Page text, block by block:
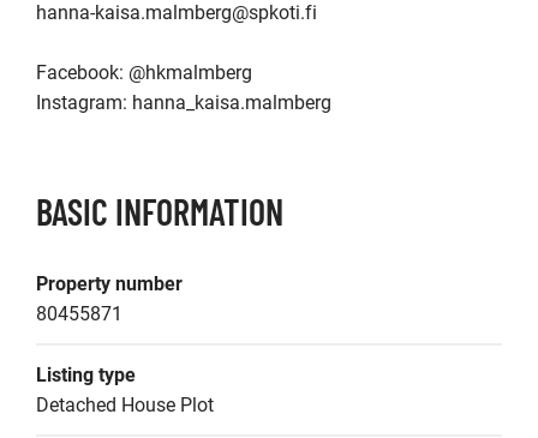
hanna-kaisa.malmberg@spkoti.fi
Facebook: @hkmalmberg
BASIC INFORMATION
Property number
80455871
Listing type
Detached House Plot